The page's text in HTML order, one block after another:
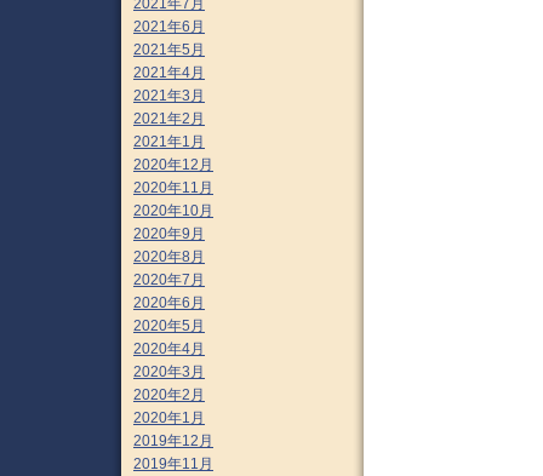
2021年7月
2021年6月
2021年5月
2021年4月
2021年3月
2021年2月
2021年1月
2020年12月
2020年11月
2020年10月
2020年9月
2020年8月
2020年7月
2020年6月
2020年5月
2020年4月
2020年3月
2020年2月
2020年1月
2019年12月
2019年11月